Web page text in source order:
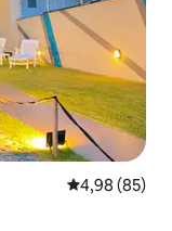
Priemerné
4,98 (85)